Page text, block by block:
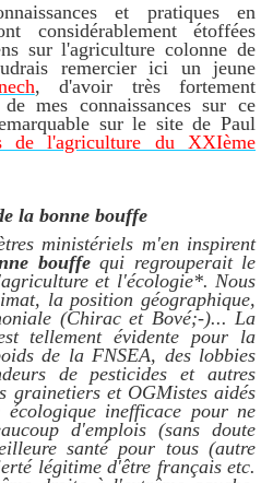
et pratiques en
considérablement étoffées
sur l'agriculture colonne de
remercier ici un jeune
, d'avoir très fortement
mes connaissances sur ce
sur le site de Paul
de l'agriculture du XXIème
la bonne bouffe
ministériels m'en inspirent
bouffequi regrouperait le
et l'écologie*. Nous
la position géographique,
(Chirac et Bové;-)... La
tellement évidente pour la
de la FNSEA, des lobbies
de pesticides et autres
grainetiers et OGMistes aidés
inefficace pour ne
d'emplois (sans doute
santé pour tous (autre
légitime d'être français etc.